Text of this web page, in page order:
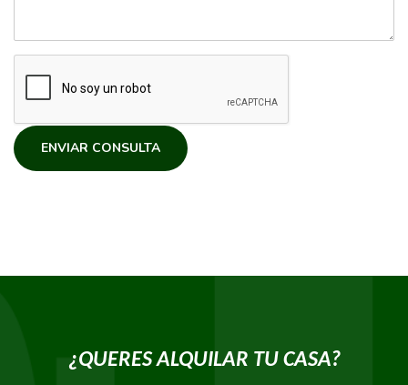
ENVIAR CONSULTA
¿QUERES ALQUILAR TU CASA?